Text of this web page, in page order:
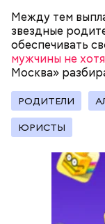
Между тем
звездные
обеспечивать
мужчины не
Москва»
РОДИТЕЛИ
ЮРИСТЫ
Для заправки:
1 стакан
10 граммов
1/4 чайной
4 куриных
100 граммов
цедры;
350 граммов
2 чайных
150 граммов